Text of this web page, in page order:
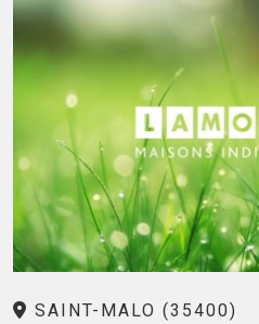
SAINT-MALO (35400)